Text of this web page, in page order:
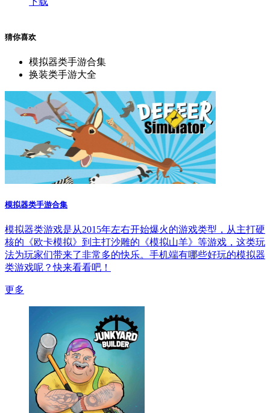
猜你喜欢
模拟器类手游合集
换装类手游大全
模拟器类手游合集
模拟器类游戏是从2015年左右开始爆火的游戏类型，从主打硬
核的《欧卡模拟》到主打沙雕的《模拟山羊》等游戏，这类玩
法为玩家们带来了非常多的快乐。手机端有哪些好玩的模拟器
类游戏呢？快来看看吧！
更多